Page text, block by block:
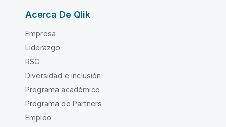
Acerca De Qlik
Empresa
Liderazgo
RSC
Diversidad e inclusión
Programa académico
Programa de Partners
Empleo